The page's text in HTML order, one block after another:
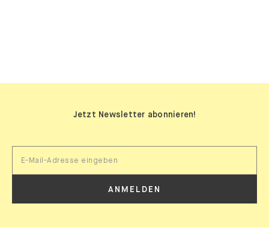
Jetzt Newsletter abonnieren!
ANMELDEN